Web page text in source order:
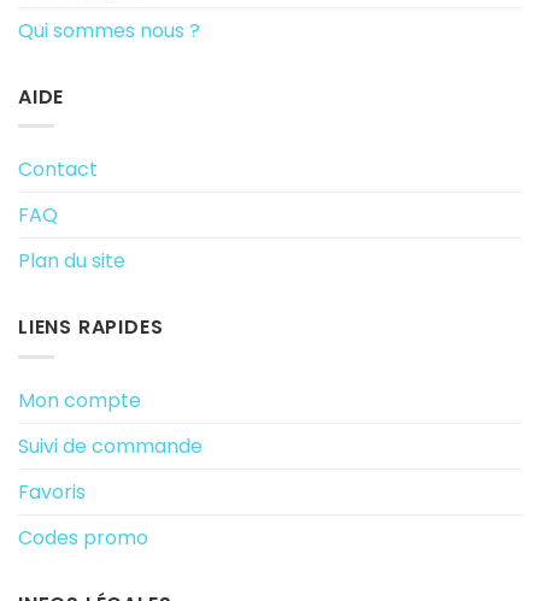
Qui sommes nous ?
AIDE
Contact
FAQ
Plan du site
LIENS RAPIDES
Mon compte
Suivi de commande
Favoris
Codes promo